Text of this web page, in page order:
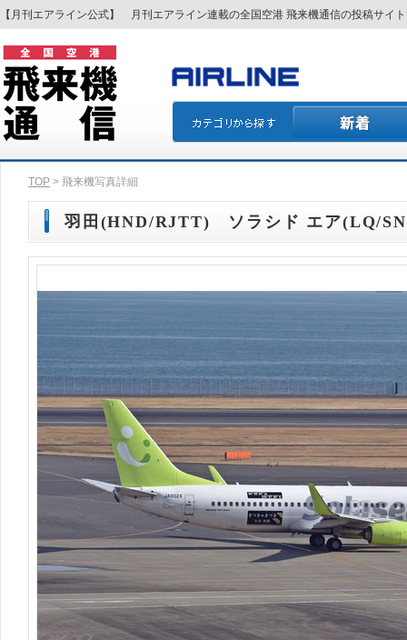
【月刊エアライン公式】 月刊エアライン連載の全国空港 飛来機通信の投稿サイ
TOP > 飛来機写真詳細
羽田(HND/RJTT) ソラシド エア(LQ/